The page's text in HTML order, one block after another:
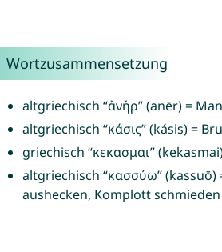
Wortzusammensetzung
altgriechisch “ἀνήρ” (anēr) =
altgriechisch “κάσις” (kásis) =
griechisch “κεκασμαι”
altgriechisch “κασσύω” (kassuō)
aushecken, Komplott schmieden